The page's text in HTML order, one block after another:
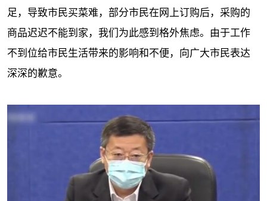
足，导致市民买菜难，部分市民在网上订购后，采购的
商品迟迟不能到家，我们为此感到格外焦虑。由于工作
不到位给市民生活带来的影响和不便，向广大市民表达
深深的歉意。